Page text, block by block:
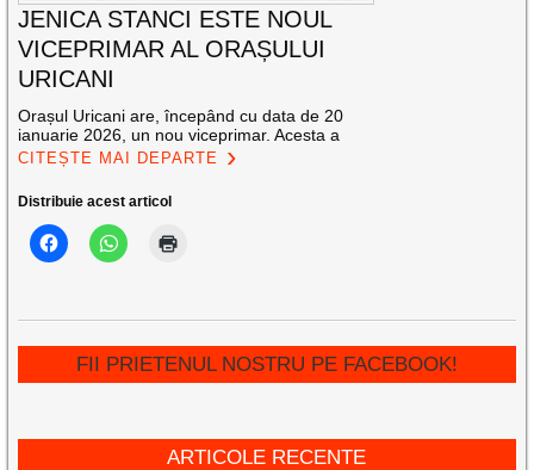
JENICA STANCI ESTE NOUL
VICEPRIMAR AL ORAȘULUI
URICANI
Orașul Uricani are, începând cu data de 20
ianuarie 2026, un nou viceprimar. Acesta a
CITEȘTE MAI DEPARTE
Distribuie acest articol
FII PRIETENUL NOSTRU PE FACEBOOK!
ARTICOLE RECENTE